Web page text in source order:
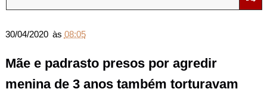
30/04/2020 às 08:05
Mãe e padrasto presos por agredir
menina de 3 anos também torturavam